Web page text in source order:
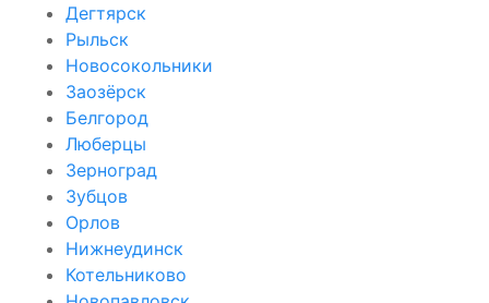
Дегтярск
Рыльск
Новосокольники
Заозёрск
Белгород
Люберцы
Зерноград
Зубцов
Орлов
Нижнеудинск
Котельниково